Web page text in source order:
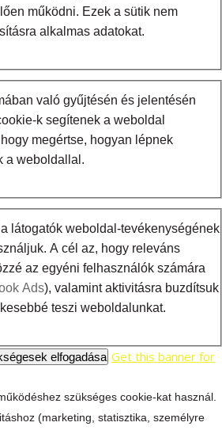
működni. Ezek a sütik nem
alkalmas adatokat.
való gyűjtésén és jelentésén
k segítenek a weboldal
megértse, hogyan lépnek
a weboldallal.
látogatók weboldal-tevékenységének
A cél az, hogy releváns
az egyéni felhasználók számára
Ads), valamint aktivitásra buzdítsuk
teszi weboldalunkat.
elfogadása Get this banner for
szükséges cookie-kat használ.
(marketing, statisztika, személyre